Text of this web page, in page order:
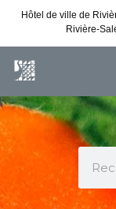
Hôtel de ville de
Rivière-